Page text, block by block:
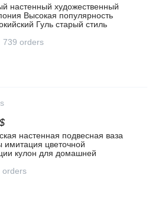
настенный художественный
Высокая популярность
Гуль старый стиль
и каллиграфия| |
739 orders
$
настенная подвесная ваза
имитация цветочной
кулон для домашней
from Дом и животные on
orders